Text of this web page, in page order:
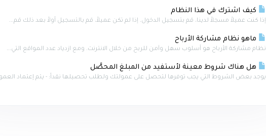
كيف اشترك في هذا النظام
إذا كنت عميلاً مسجلاً لدينا، قم بتسجيل الدخول. إذا لم تكن عميلاً، قم بالتسجيل أولاً بعد ذلك قم...
ماهو نظام مشاركة الأرباح
نظام مشاركة الأرباح هو أسلوب سهل وآمن للربح من خلال الانترنت. ومع ازدياد عدد المواقع التي...
هل هناك شروط معينة لأستفيد من المبلغ المحصَّل
يوجد بعض الشروط التي يجب توفرها لتحصل على عمولتك ولطلب تحصيلها نقداً: - يتم إعتماد